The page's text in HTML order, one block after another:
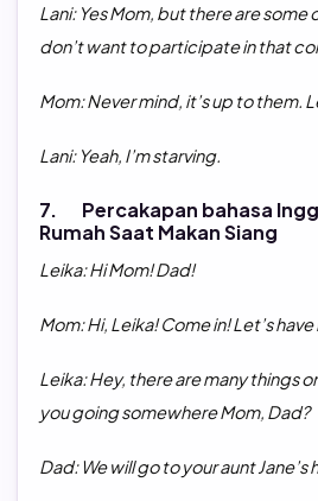
Lani: Yes Mom, but there are some
don’t want to participate in that
Mom: Never mind, it’s up to them.
Lani: Yeah, I’m starving.
7. Percakapan bahasa
Rumah Saat Makan Siang
Leika: Hi Mom! Dad!
Mom: Hi, Leika! Come in! Let’s
Leika: Hey, there are many things
you going somewhere Mom, Dad?
Dad: We will go to your aunt Jane’s